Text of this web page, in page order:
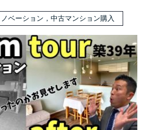
ベーション，中古マンション購入